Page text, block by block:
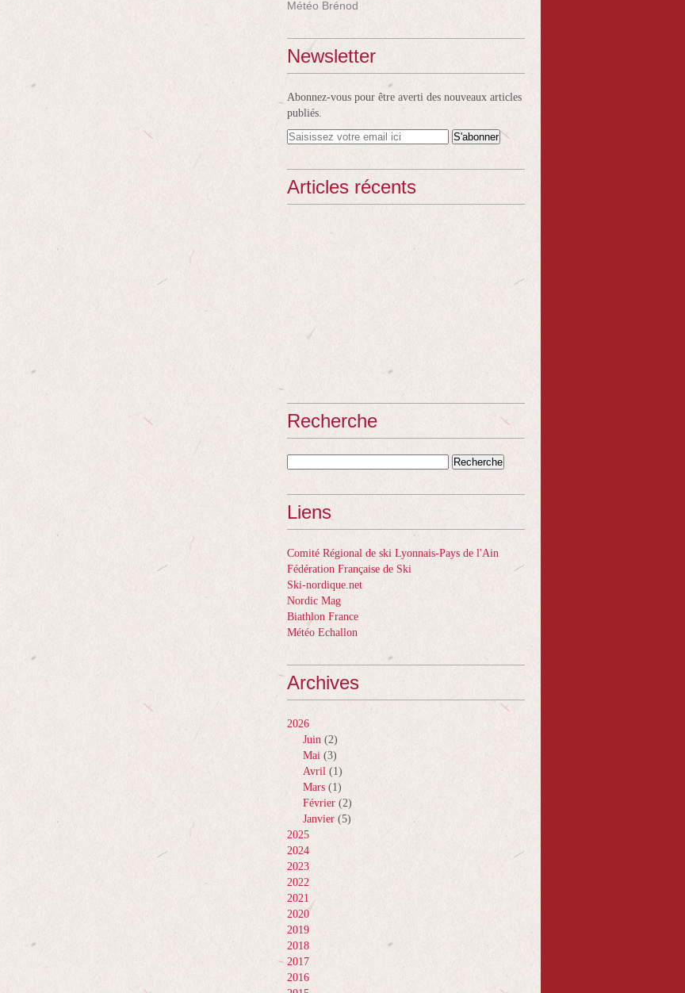
Météo Brénod
Newsletter
Abonnez-vous pour être averti des nouveaux articles
publiés.
Articles récents
Recherche
Liens
Comité Régional de ski Lyonnais-Pays de l'Ain
Fédération Française de Ski
Ski-nordique.net
Nordic Mag
Biathlon France
Météo Echallon
Archives
2026
Juin (2)
Mai (3)
Avril (1)
Mars (1)
Février (2)
Janvier (5)
2025
2024
2023
2022
2021
2020
2019
2018
2017
2016